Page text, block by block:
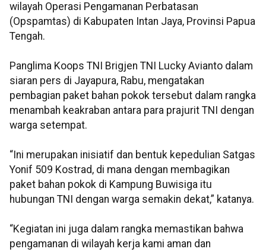
wilayah Operasi Pengamanan Perbatasan
(Opspamtas) di Kabupaten Intan Jaya, Provinsi Papua
Tengah.
Panglima Koops TNI Brigjen TNI Lucky Avianto dalam
siaran pers di Jayapura, Rabu, mengatakan
pembagian paket bahan pokok tersebut dalam rangka
menambah keakraban antara para prajurit TNI dengan
warga setempat.
“Ini merupakan inisiatif dan bentuk kepedulian Satgas
Yonif 509 Kostrad, di mana dengan membagikan
paket bahan pokok di Kampung Buwisiga itu
hubungan TNI dengan warga semakin dekat,” katanya.
“Kegiatan ini juga dalam rangka memastikan bahwa
pengamanan di wilayah kerja kami aman dan